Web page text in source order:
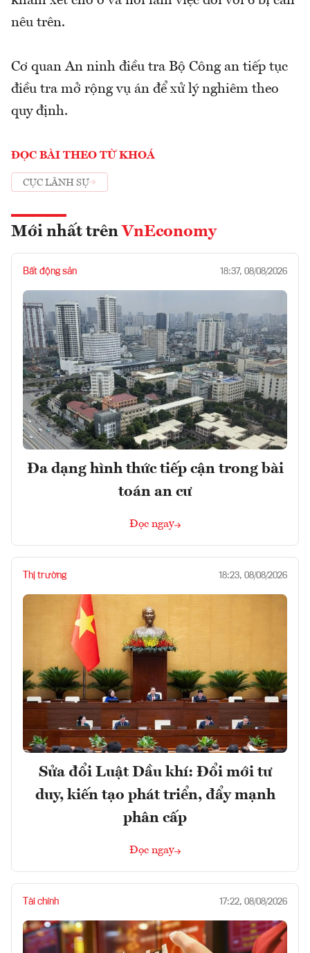
nêu trên.
Cơ quan An ninh điều tra Bộ Công an tiếp tục
điều tra mở rộng vụ án để xử lý nghiêm theo
quy định.
ĐỌC BÀI THEO TỪ KHOÁ
CỤC LÃNH SỰ
Mới nhất trên VnEconomy
Bất động sản 18:37, 08/08/2026
Đa dạng hình thức tiếp cận trong bài
toán an cư
Đọc ngay
Thị trường 18:23, 08/08/2026
Sửa đổi Luật Dầu khí: Đổi mới tư
duy, kiến tạo phát triển, đẩy mạnh
phân cấp
Đọc ngay
Tài chính 17:22, 08/08/2026